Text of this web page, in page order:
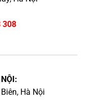
308
Hà Nội